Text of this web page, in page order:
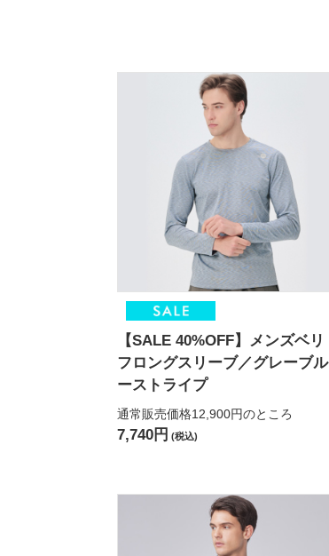
【SALE 40%OFF】メンズベリ
フロングスリーブ／グレーブル
ーストライプ
通常販売価格12,900円のところ
7,740円 (税込)